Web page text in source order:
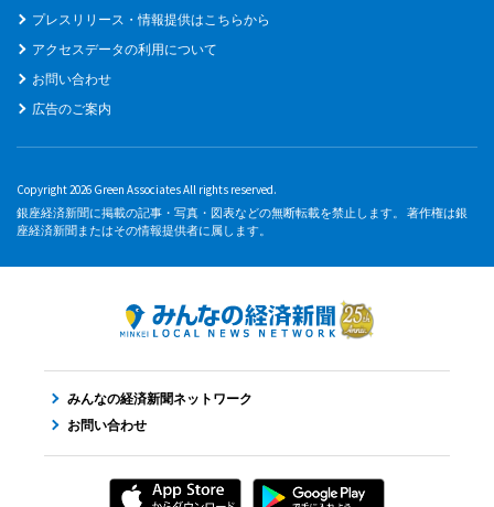
プレスリリース・情報提供はこちらから
アクセスデータの利用について
お問い合わせ
広告のご案内
Copyright 2026 Green Associates All rights reserved.
銀座経済新聞に掲載の記事・写真・図表などの無断転載を禁止します。 著作権は銀
座経済新聞またはその情報提供者に属します。
みんなの経済新聞ネットワーク
お問い合わせ